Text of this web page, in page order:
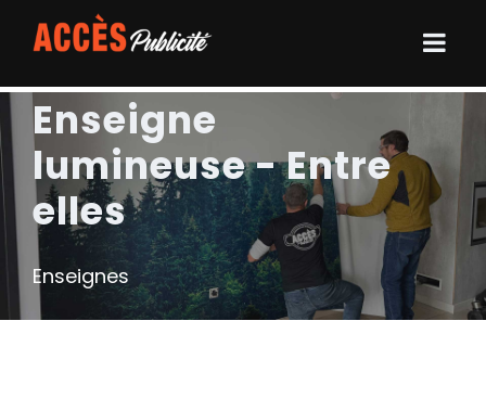
Enseigne
lumineuse - Entre
elles
Enseignes